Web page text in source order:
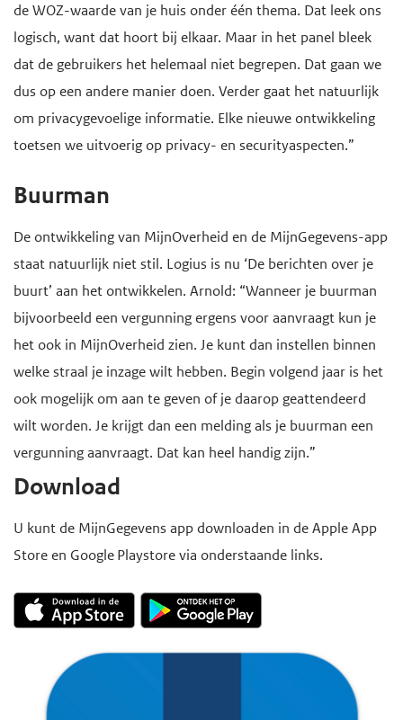
de WOZ-waarde van je huis onder één thema. Dat leek ons
logisch, want dat hoort bij elkaar. Maar in het panel bleek
dat de gebruikers het helemaal niet begrepen. Dat gaan we
dus op een andere manier doen. Verder gaat het natuurlijk
om privacygevoelige informatie. Elke nieuwe ontwikkeling
toetsen we uitvoerig op privacy- en securityaspecten.”
Buurman
De ontwikkeling van MijnOverheid en de MijnGegevens-app
staat natuurlijk niet stil. Logius is nu ‘De berichten over je
buurt’ aan het ontwikkelen. Arnold: “Wanneer je buurman
bijvoorbeeld een vergunning ergens voor aanvraagt kun je
het ook in MijnOverheid zien. Je kunt dan instellen binnen
welke straal je inzage wilt hebben. Begin volgend jaar is het
ook mogelijk om aan te geven of je daarop geattendeerd
wilt worden. Je krijgt dan een melding als je buurman een
vergunning aanvraagt. Dat kan heel handig zijn.”
Download
U kunt de MijnGegevens app downloaden in de Apple App
Store en Google Playstore via onderstaande links.